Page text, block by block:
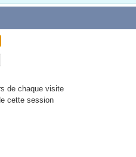
de chaque visite
cette session